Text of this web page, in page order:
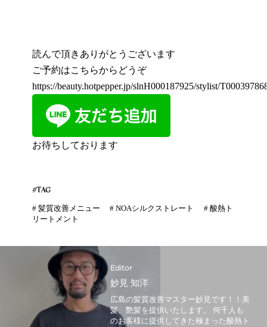
読んで頂きありがとうございます
ご予約はこちらからどうぞ
https://beauty.hotpepper.jp/slnH000187925/stylist/
お待ちしております
#TAG
# 髪質改善メニュー #NOAシルクストレート # 酸熱ト
リートメント
Editor
妙見 知洋
広島の髪質改善マスター妙見です！！美
髪、艶髪を提供いたします。 何千人も
のお客様に提供してきた極まった酸熱ト